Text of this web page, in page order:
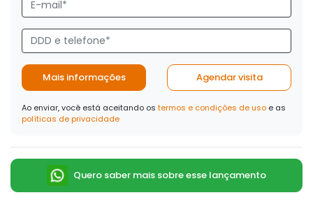
Mais informações Agendar visita
Ao enviar, você está aceitando os termos e condições de uso e as
políticas de privacidade
Quero saber mais sobre esse lançamento